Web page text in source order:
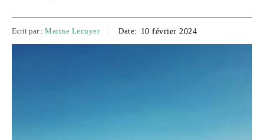
Ecrit par : Marine Lecuyer Date: 10 février 2024